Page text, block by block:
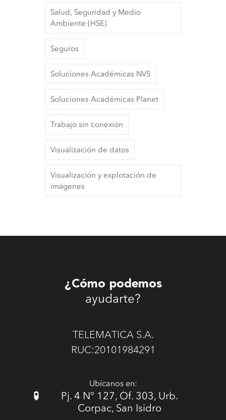
Salud, Seguridad y Medio
Ambiente (HSE)
Seguros
Soluciones Académicas NV5
Soluciones Académicas Planet
Trabajo sin conexión
Visualización de datos
Visualización y explotación de
imágenes
¿Cómo podemos
ayudarte?
TELEMATICA S.A.
RUC:20101984291
Ubícanos en:
Pj. 4 N° 127, Of. 303, Urb.
Corpac, San Isidro